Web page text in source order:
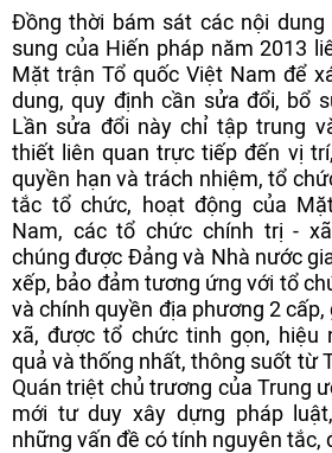
Đồng thời bám sát các nội
sung của Hiến pháp năm 2013
Mặt trận Tổ quốc Việt Nam để
dung, quy định cần sửa đổi, bổ
Lần sửa đổi này chỉ tập trung
thiết liên quan trực tiếp đến vị
quyền hạn và trách nhiệm, tổ
tắc tổ chức, hoạt động của
Nam, các tổ chức chính trị -
chúng được Đảng và Nhà nước
xếp, bảo đảm tương ứng với tổ
và chính quyền địa phương 2
xã, được tổ chức tinh gọn, hiệu
quả và thống nhất, thông suốt từ
Quán triệt chủ trương của Trung
mới tư duy xây dựng pháp
những vấn đề có tính nguyên tắc,